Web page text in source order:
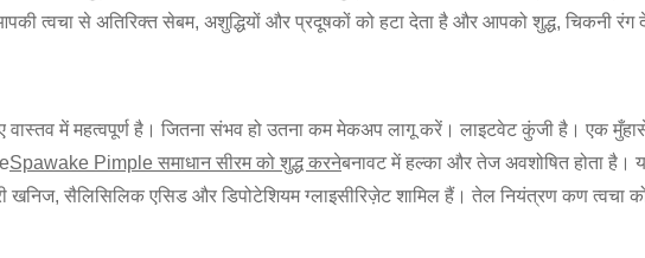
त्वचा से अतिरिक्त सेबम, अशुद्धियों और प्रदूषकों को हटा देता है और आपको शुद्ध, चिकनी रंग
वास्तव में महत्वपूर्ण है। जितना संभव हो उतना कम मेकअप लागू करें। लाइटवेट कुंजी है। एक मुँहासे
Spawake Pimple समाधान सीरम को शुद्ध करनेबनावट में हल्का और तेज अवशोषित होता है।
खनिज, सैलिसिलिक एसिड और डिपोटेशियम ग्लाइसीरिज़ेट शामिल हैं। तेल नियंत्रण कण त्वचा